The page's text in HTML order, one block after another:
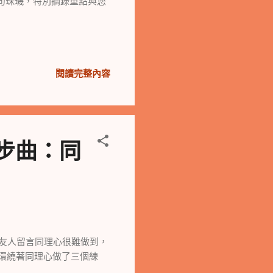
閱讀完整內容
曲：同
留言同理心很難做到，
繞著同理心做了三個練